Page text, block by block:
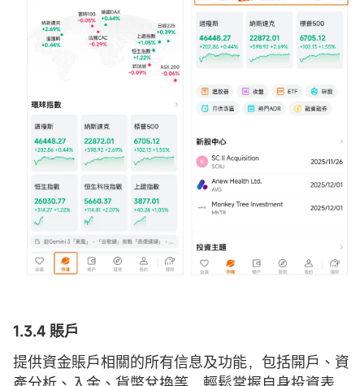
1.3.4 賬戶
提供資金賬戶相關的所有信息及功能，包括開戶、資